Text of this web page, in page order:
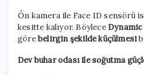
Ön kamera ile Face ID sensörü
kesitte kalıyor. Böylece
görebelirgin şekilde küçülmesi
Dev buhar odası ile soğutma